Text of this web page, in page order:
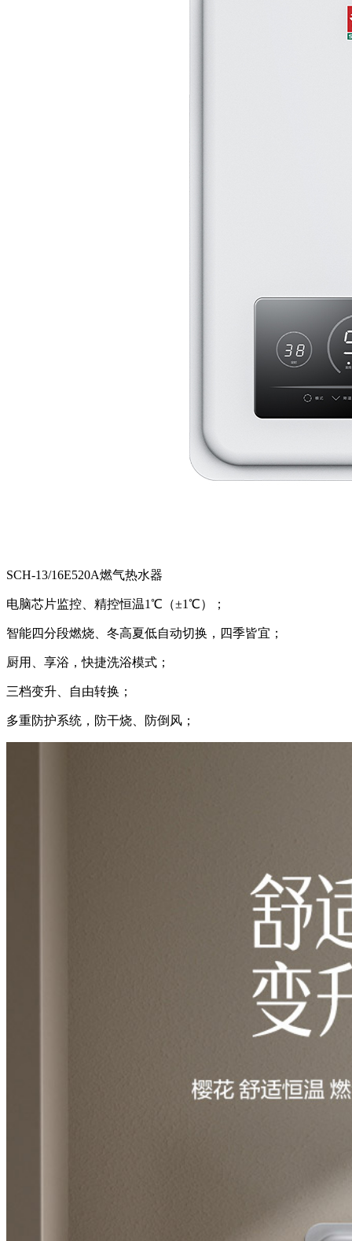
SCH-13/16E520A燃气热水器
电脑芯片监控、精控恒温1℃（±1℃）；
智能四分段燃烧、冬高夏低自动切换，四季皆宜；
厨用、享浴，快捷洗浴模式；
三档变升、自由转换；
多重防护系统，防干烧、防倒风；